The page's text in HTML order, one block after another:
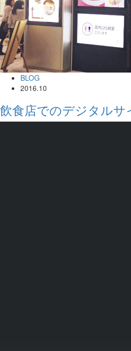
BLOG
2016.10
飲食店でのデジタルサ